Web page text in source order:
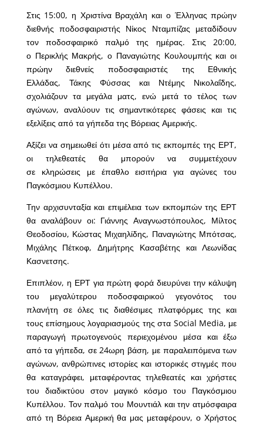
Στις 15:00, η Χριστίνα Βραχάλη και ο Έλληνας πρώην
διεθνής ποδοσφαιριστής Νίκος Νταμπίζας μεταδίδουν
τον ποδοσφαιρικό παλμό της ημέρας. Στις 20:00,
ο Περικλής Μακρής, ο Παναγιώτης Κουλουμπής και οι
πρώην διεθνείς ποδοσφαιριστές της Εθνικής
Ελλάδας, Τάκης Φύσσας και Ντέμης Νικολαΐδης,
σχολιάζουν τα μεγάλα ματς, ενώ μετά το τέλος των
αγώνων, αναλύουν τις σημαντικότερες φάσεις και τις
εξελίξεις από τα γήπεδα της Βόρειας Αμερικής.
Αξίζει να σημειωθεί ότι μέσα από τις εκπομπές της ΕΡΤ,
οι τηλεθεατές θα μπορούν να συμμετέχουν
σε κληρώσεις με έπαθλο εισιτήρια για αγώνες του
Παγκόσμιου Κυπέλλου.
Την αρχισυνταξία και επιμέλεια των εκπομπών της ΕΡΤ
θα αναλάβουν οι: Γιάννης Αναγνωστόπουλος, Μίλτος
Θεοδοσίου, Κώστας Μιχαηλίδης, Παναγιώτης Μπότσας,
Μιχάλης Πέτκοφ, Δημήτρης Κασαβέτης και Λεωνίδας
Κασνετσης.
Επιπλέον, η ΕΡΤ για πρώτη φορά διευρύνει την κάλυψη
του μεγαλύτερου ποδοσφαιρικού γεγονότος του
πλανήτη σε όλες τις διαθέσιμες πλατφόρμες της και
τους επίσημους λογαριασμούς της στα Social Media, με
παραγωγή πρωτογενούς περιεχομένου μέσα και έξω
από τα γήπεδα, σε 24ωρη βάση, με παραλειπόμενα των
αγώνων, ανθρώπινες ιστορίες και ιστορικές στιγμές που
θα καταγράφει, μεταφέροντας τηλεθεατές και χρήστες
του διαδικτύου στον μαγικό κόσμο του Παγκόσμιου
Κυπέλλου. Τον παλμό του Μουντιάλ και την ατμόσφαιρα
από τη Βόρεια Αμερική θα μας μεταφέρουν, ο Χρήστος